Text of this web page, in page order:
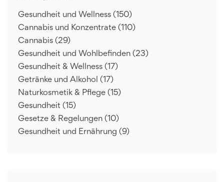
Gesundheit und Wellness (150)
Cannabis und Konzentrate (110)
Cannabis (29)
Gesundheit und Wohlbefinden (23)
Gesundheit & Wellness (17)
Getränke und Alkohol (17)
Naturkosmetik & Pflege (15)
Gesundheit (15)
Gesetze & Regelungen (10)
Gesundheit und Ernährung (9)